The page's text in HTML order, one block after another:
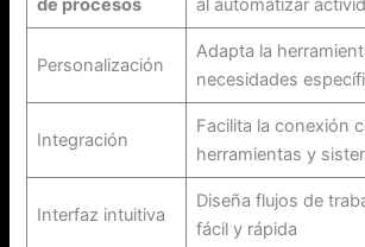
de procesos
al automatizar
Personalización
Adapta la
necesidades
Integración
Facilita la conexión
herramientas y
Interfaz intuitiva
Diseña flujos de
fácil y rápida